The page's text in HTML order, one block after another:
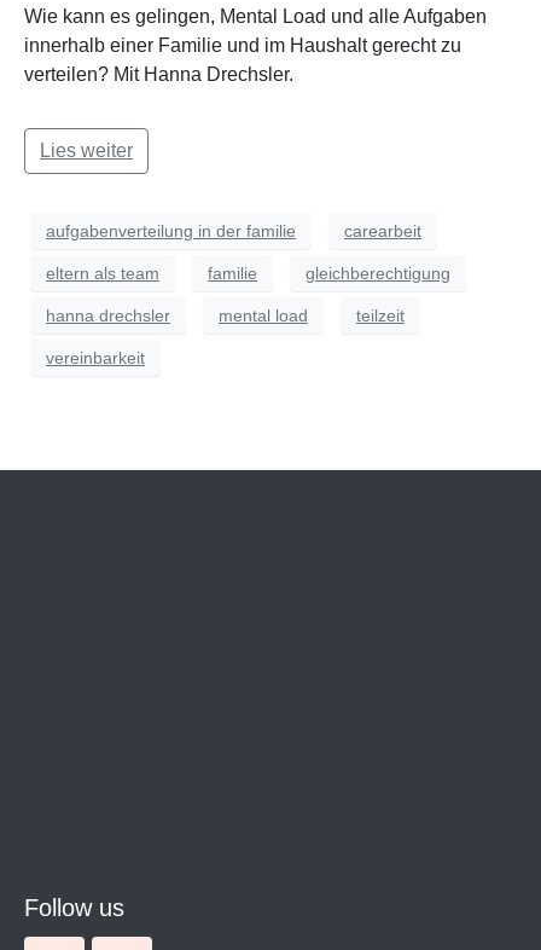
Wie kann es gelingen, Mental Load und alle Aufgaben
innerhalb einer Familie und im Haushalt gerecht zu
verteilen? Mit Hanna Drechsler.
Lies weiter
aufgabenverteilung in der familie carearbeit
eltern als team familie gleichberechtigung
hanna drechsler mental load teilzeit
vereinbarkeit
Follow us